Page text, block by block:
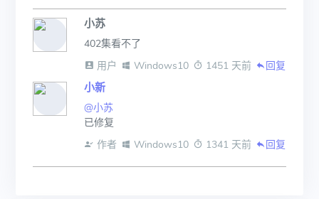
小苏
402集看不了
用户
Windows10 1451 天前 回复
小新
@小苏
已修复
作者
Windows10 1341 天前 回复